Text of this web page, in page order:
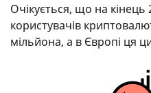
Очікується, що на кінець
користувачів
мільйона, а в Європі ця